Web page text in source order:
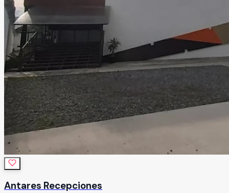
Antares Recepciones